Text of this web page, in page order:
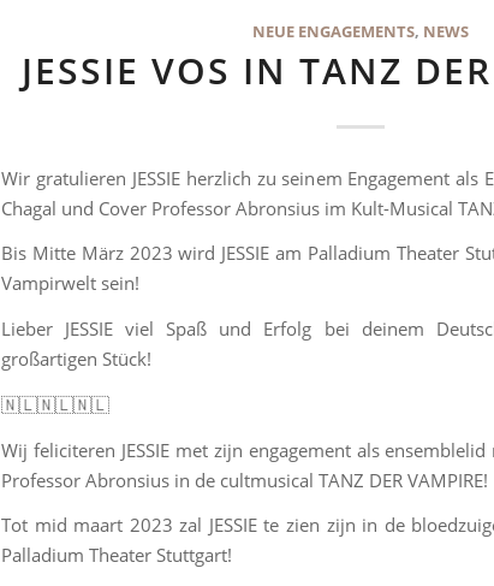
NEUE ENGAGEMENTS, NEWS
JESSIE VOS IN TANZ
Wir gratulieren JESSIE herzlich zu seinem Engagement
Chagal und Cover Professor Abronsius im Kult-Musical
Bis Mitte März 2023 wird JESSIE am Palladium Theater
Vampirwelt sein!
Lieber JESSIE viel Spaß und Erfolg bei deinem
großartigen Stück!
🇳🇱🇳🇱🇳🇱
Wij feliciteren JESSIE met zijn engagement als
Professor Abronsius in de cultmusical TANZ DER VAMPIRE!
Tot mid maart 2023 zal JESSIE te zien zijn in de
Palladium Theater Stuttgart!